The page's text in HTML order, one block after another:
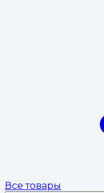
Все товары